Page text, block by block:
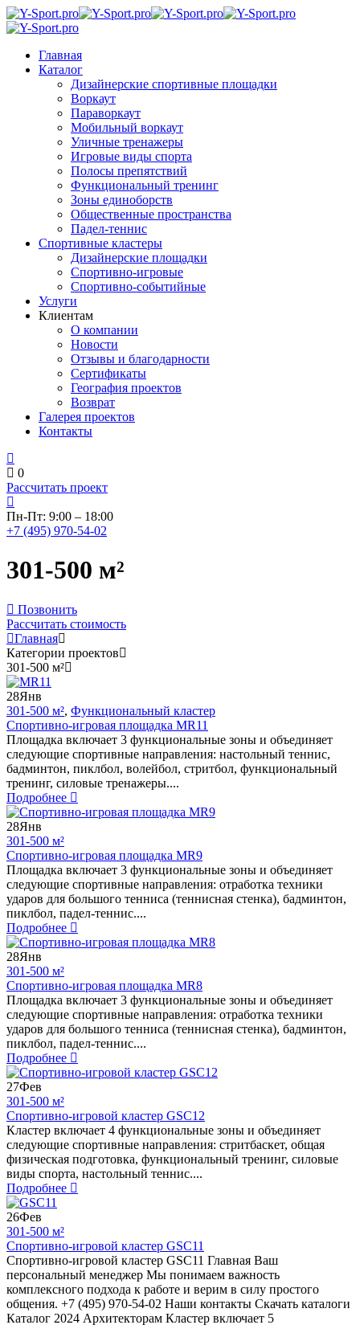
Главная
Каталог
Дизайнерские спортивные площадки
Воркаут
Параворкаут
Мобильный воркаут
Уличные тренажеры
Игровые виды спорта
Полосы препятствий
Функциональный тренинг
Зоны единоборств
Общественные пространства
Падел-теннис
Спортивные кластеры
Дизайнерские площадки
Спортивно-игровые
Спортивно-событийные
Услуги
Клиентам
О компании
Новости
Отзывы и благодарности
Сертификаты
География проектов
Возврат
Галерея проектов
Контакты
0
Рассчитать проект
Пн-Пт: 9:00 – 18:00
+7 (495) 970-54-02
301-500 м²
Позвонить
Рассчитать стоимость
Главная
Категории проектов
301-500 м²
28Янв
301-500 м², Функциональный кластер
Спортивно-игровая площадка MR11
Площадка включает 3 функциональные зоны и объединяет
следующие спортивные направления: настольный теннис,
бадминтон, пиклбол, волейбол, стритбол, функциональный
тренинг, силовые тренажеры....
Подробнее
28Янв
301-500 м²
Спортивно-игровая площадка MR9
Площадка включает 3 функциональные зоны и объединяет
следующие спортивные направления: отработка техники
ударов для большого тенниса (теннисная стенка), бадминтон,
пиклбол, падел-теннис....
Подробнее
28Янв
301-500 м²
Спортивно-игровая площадка MR8
Площадка включает 3 функциональные зоны и объединяет
следующие спортивные направления: отработка техники
ударов для большого тенниса (теннисная стенка), бадминтон,
пиклбол, падел-теннис....
Подробнее
27Фев
301-500 м²
Спортивно-игровой кластер GSC12
Кластер включает 4 функциональные зоны и объединяет
следующие спортивные направления: стритбаскет, общая
физическая подготовка, функциональный тренинг, силовые
виды спорта, настольный теннис....
Подробнее
26Фев
301-500 м²
Спортивно-игровой кластер GSC11
Спортивно-игровой кластер GSC11 Главная Ваш
персональный менеджер Мы понимаем важность
комплексного подхода к работе и верим в силу простого
общения. +7 (495) 970-54-02 Наши контакты Скачать каталоги
Каталог 2024 Архитекторам Кластер включает 5